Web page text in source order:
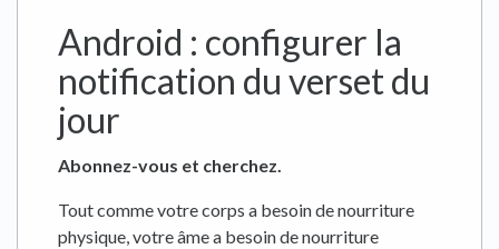
Android : configurer la
notification du verset du
jour
Abonnez-vous et cherchez.
Tout comme votre corps a besoin de nourriture
physique, votre âme a besoin de nourriture